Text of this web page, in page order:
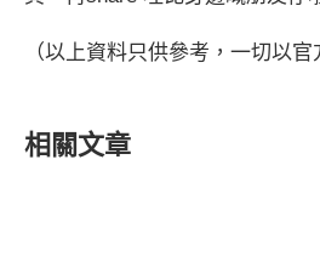
（以上資料只供參考，一切以官
相關文章